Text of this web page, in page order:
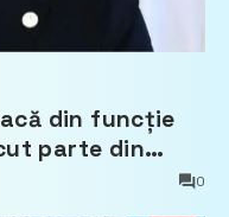
din funcție
parte din
0